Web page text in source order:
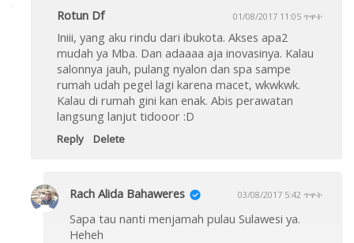
Rotun Df 01/08/2017 11:05 ጥዋት
Iniii, yang aku rindu dari ibukota. Akses apa2
mudah ya Mba. Dan adaaaa aja inovasinya. Kalau
salonnya jauh, pulang nyalon dan spa sampe
rumah udah pegel lagi karena macet, wkwkwk.
Kalau di rumah gini kan enak. Abis perawatan
langsung lanjut tidooor :D
Reply Delete
Rach Alida Bahaweres 03/08/2017 5:42 ጥዋት
Sapa tau nanti menjamah pulau Sulawesi ya.
Heheh